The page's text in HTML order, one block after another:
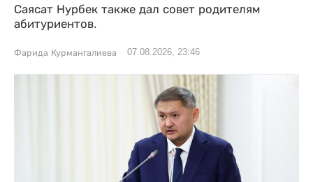
Саясат Нурбек также дал совет родителям
абитуриентов.
Фарида Курмангалиева 07.08.2026, 23:46